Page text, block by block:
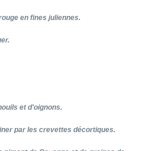
en fines juliennes.
et d'oignons.
par les crevettes décortiques.